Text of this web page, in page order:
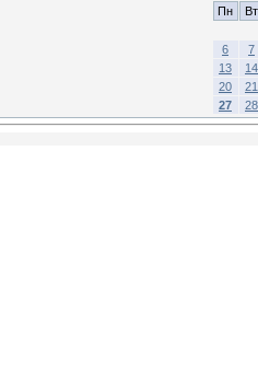
Пн
Вт
6
7
13
14
20
21
27
28